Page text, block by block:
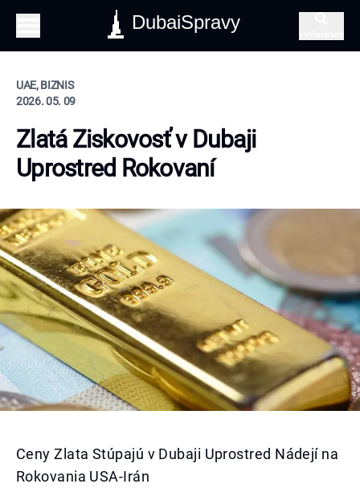
DubaiSpravy
UAE, BIZNIS
2026. 05. 09
Zlatá Ziskovosť v Dubaji
Uprostred Rokovaní
Ceny Zlata Stúpajú v Dubaji Uprostred Nádejí na
Rokovania USA-Irán